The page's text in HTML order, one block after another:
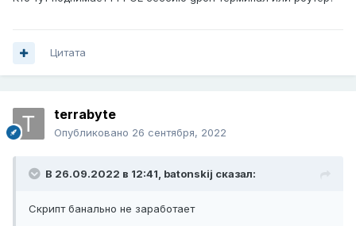
определял не серый ли IP у уже поднятого соединения и
Не кроном же это проверять...
Цитата
terrabyte
Опубликовано 26 сентября, 2022
В 26.09.2022 в 12:41, batonskij сказал:
Скрипт банально не заработает